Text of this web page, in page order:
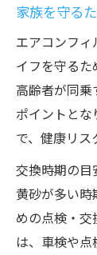
家族を守る
エアコンフ
イフを守るた
高齢者が同乗
ポイントとな
で、健康リス
交換時期の目
黄砂が多い
めの点検・
は、車検や